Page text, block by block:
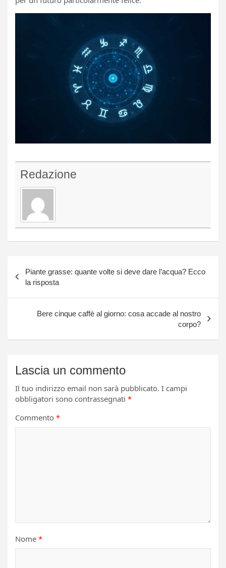
Redazione
articoli
Piante grasse: quante volte si deve dare l’acqua? Ecco
la risposta
Bere cinque caffè al giorno: cosa accade al nostro
corpo?
Lascia un commento
Il tuo indirizzo email non sarà pubblicato. I campi
obbligatori sono contrassegnati *
Commento *
Nome *